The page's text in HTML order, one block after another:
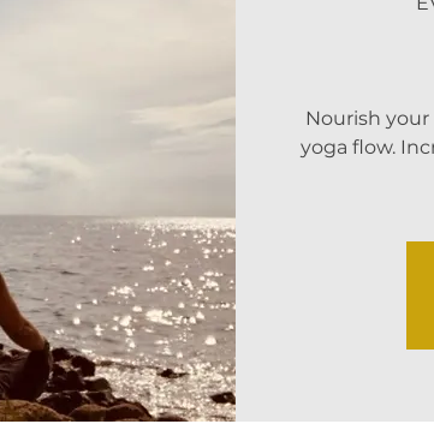
Nourish
yoga flow.